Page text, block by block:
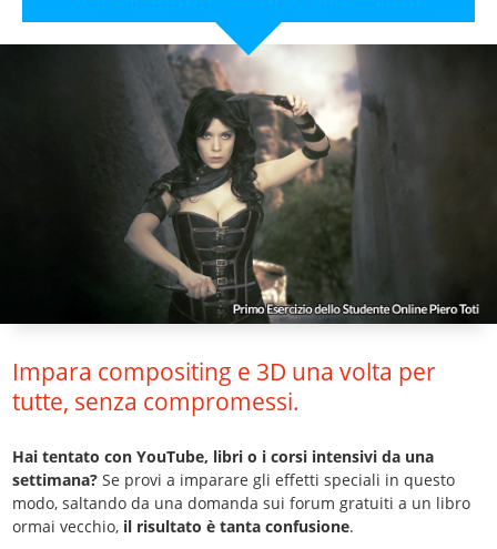
Impara compositing e 3D una volta per
tutte, senza compromessi.
Hai tentato con YouTube, libri o i corsi intensivi da una
settimana? Se provi a imparare gli effetti speciali in questo
modo, saltando da una domanda sui forum gratuiti a un libro
ormai vecchio, il risultato è tanta confusione.